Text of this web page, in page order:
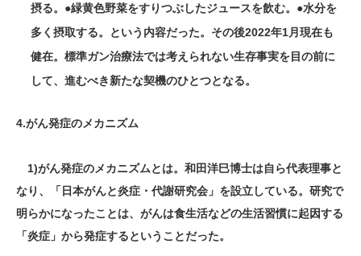
摂る。●緑黄色野菜をすりつぶしたジュースを飲む。●水分を
多く摂取する。という内容だった。その後2022年1月現在も
健在。標準ガン治療法では考えられない生存事実を目の前に
して、進むべき新たな契機のひとつとなる。
4.がん発症のメカニズム
1)がん発症のメカニズムとは。和田洋巳博士は自ら代表理事と
なり、「日本がんと炎症・代謝研究会」を設立している。研究で
明らかになったことは、がんは食生活などの生活習慣に起因する
「炎症」から発症するということだった。